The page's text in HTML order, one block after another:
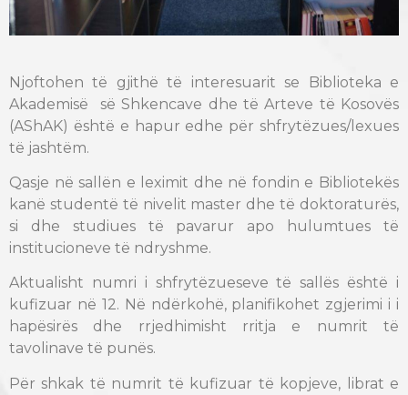
Njoftohen të gjithë të interesuarit se Biblioteka e
Akademisë së Shkencave dhe të Arteve të Kosovës
(AShAK) është e hapur edhe për shfrytëzues/lexues
të jashtëm.
Qasje në sallën e leximit dhe në fondin e Bibliotekës
kanë studentë të nivelit master dhe të doktoraturës,
si dhe studiues të pavarur apo hulumtues të
institucioneve të ndryshme.
Aktualisht numri i shfrytëzueseve të sallës është i
kufizuar në 12. Në ndërkohë, planifikohet zgjerimi i i
hapësirës dhe rrjedhimisht rritja e numrit të
tavolinave të punës.
Për shkak të numrit të kufizuar të kopjeve, librat e